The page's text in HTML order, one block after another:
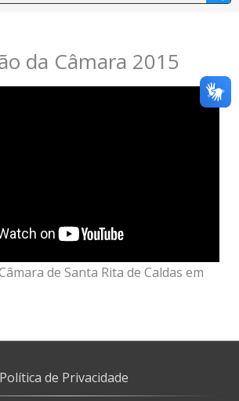
o
da Câmara 2015
de Santa Rita de Caldas em
Política de Privacidade